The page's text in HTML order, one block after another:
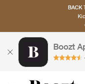
BACK
Boozt